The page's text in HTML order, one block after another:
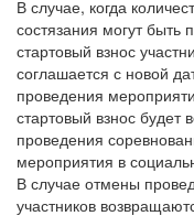
В случае, когда
состязания могут быть
стартовый взнос
соглашается с новой
проведения
стартовый взнос
проведения
мероприятия в
В случае отмены
участников